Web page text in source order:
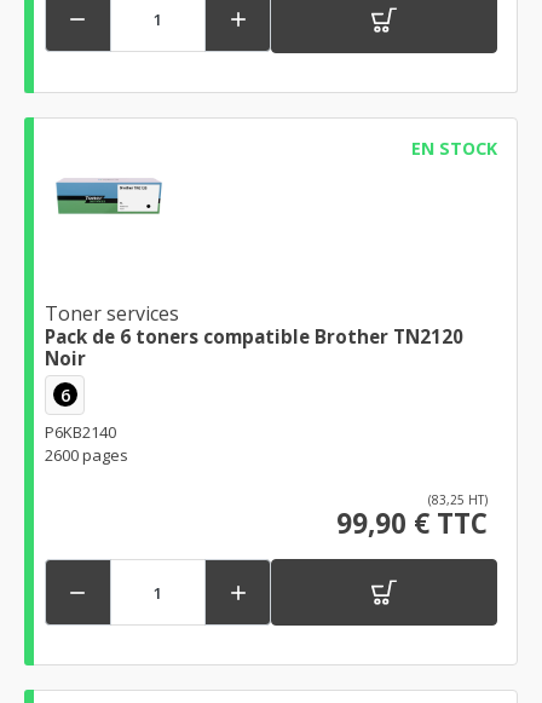
 
EN STOCK
Toner services
Pack de 6 toners compatible Brother TN2120
Noir
6
P6KB2140
2600 pages
(83,25 HT)
99,90 € TTC
 